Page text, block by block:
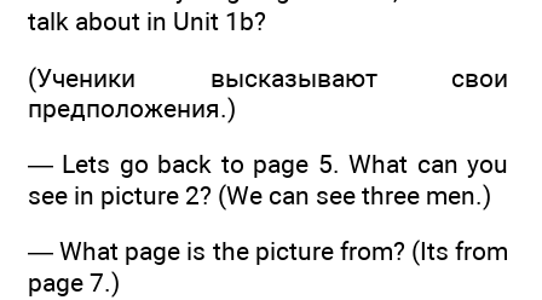
talk about in Unit 1b?
(Ученики высказывают свои
предположения.)
— Lets go back to page 5. What can you
see in picture 2? (We can see three men.)
— What page is the picture from? (Its from
page 7.)